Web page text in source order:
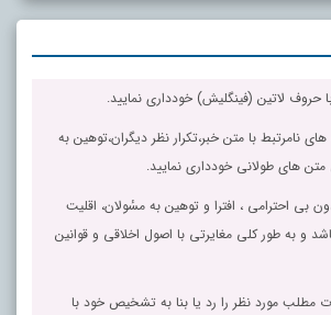
حروف لاتین (فینگلیش) خودداری نمایید.
های نامرتبط با متن خبر،تکرار نظر دیگران،توهین به
متن های طولانی خودداری نمایید.
بی احترامی ، افترا و توهین به مسٔولان، اقلیت
و به طور کلی مغایرتی با اصول اخلاقی و قوانین
مطلب مورد نظر را رد یا بنا به تشخیص خود با